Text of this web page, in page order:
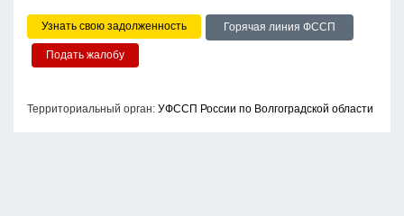
Узнать свою задолженность Горячая линия ФССП
Территориальный орган: УФССП России по Волгоградской области